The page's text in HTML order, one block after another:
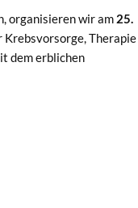
organisieren wir am 25.
Therapie
dem erblichen